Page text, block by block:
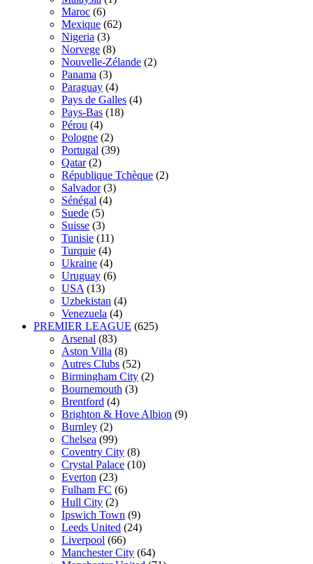
Maroc (6)
Mexique (62)
Nigeria (3)
Norvege (8)
Nouvelle-Zélande (2)
Panama (3)
Paraguay (4)
Pays de Galles (4)
Pays-Bas (18)
Pérou (4)
Pologne (2)
Portugal (39)
Qatar (2)
République Tchèque (2)
Salvador (3)
Sénégal (4)
Suede (5)
Suisse (3)
Tunisie (11)
Turquie (4)
Ukraine (4)
Uruguay (6)
USA (13)
Uzbekistan (4)
Venezuela (4)
PREMIER LEAGUE (625)
Arsenal (83)
Aston Villa (8)
Autres Clubs (52)
Birmingham City (2)
Bournemouth (3)
Brentford (4)
Brighton & Hove Albion (9)
Burnley (2)
Chelsea (99)
Coventry City (8)
Crystal Palace (10)
Everton (23)
Fulham FC (6)
Hull City (2)
Ipswich Town (9)
Leeds United (24)
Liverpool (66)
Manchester City (64)